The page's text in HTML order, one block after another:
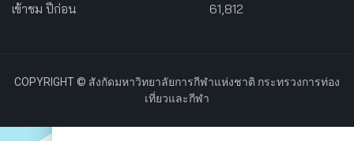
เข้าชม ปีก่อน
61,812
COPYRIGHT © สังกัดมหาวิทยาลัยการกีฬาแห่งชาติ กระทรวงการท่อง
เที่ยวและกีฬา